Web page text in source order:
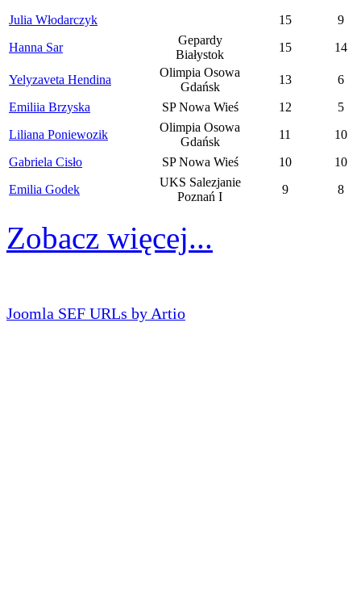
Julia Włodarczyk
15
9
Hanna Sar
Gepardy
Białystok
15 14
Yelyzaveta Hendina
Olimpia Osowa
Gdańsk
13
6
Emiliia Brzyska
SP Nowa Wieś 12
5
Liliana Poniewozik
Olimpia Osowa
Gdańsk
11
10
Gabriela Cisło
SP Nowa Wieś 10
10
Emilia Godek
UKS Salezjanie
Poznań I
9 8
Zobacz więcej...
Joomla SEF URLs by Artio